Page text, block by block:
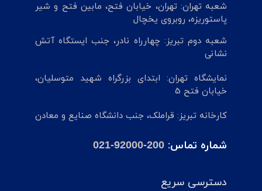
شعبه تهران: تهران، خیابان فتح، مابین فتح و شیر
پاستوریزه، روبروی یخچال
شعبه دوم تبریز: چهارراه نادر، جنب ایستگاه آتش
نشانی
نمایشگاه تهران: ابتدای بزرگراه شهید متوسلیان،
خیابان فتح 5
کارخانه تبریز: قراملک، جنب دانشگاه صنایع و معادن
شماره تماس: 021-92000-200
دسترسی سریع